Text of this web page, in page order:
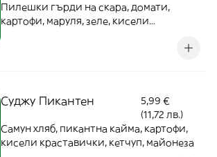
Пилешки гърди на скара, домати,
картофи, маруля, зеле, кисели
Cуджу Пикантен
5,99 €
(11,72 лв.)
Самун хляб, пикантна кайма, картофи,
кисели краставички, кетчуп, майонеза